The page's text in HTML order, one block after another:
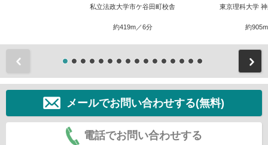
私立法政大学市ケ谷田町校舎
約419m／6分
東京理科大学
約
メールでお問い合わせする(無料)
電話でお問い合わせする